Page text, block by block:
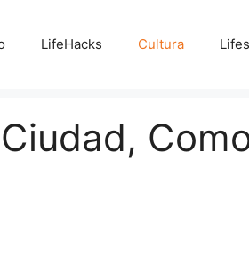
LifeHacks Cultura